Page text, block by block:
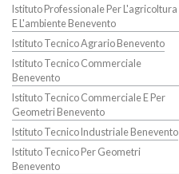
Istituto Professionale Per L'agricoltura
E L'ambiente Benevento
Istituto Tecnico Agrario Benevento
Istituto Tecnico Commerciale
Benevento
Istituto Tecnico Commerciale E Per
Geometri Benevento
Istituto Tecnico Industriale Benevento
Istituto Tecnico Per Geometri
Benevento